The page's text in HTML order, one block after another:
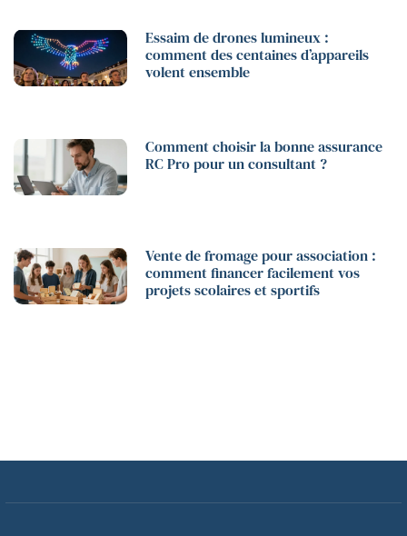
Essaim de drones lumineux :
comment des centaines d’appareils
volent ensemble
Comment choisir la bonne assurance
RC Pro pour un consultant ?
Vente de fromage pour association :
comment financer facilement vos
projets scolaires et sportifs